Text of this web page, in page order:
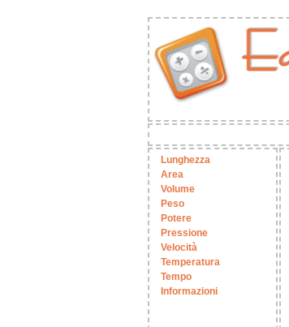
Lunghezza
Area
Volume
Peso
Potere
Pressione
Velocità
Temperatura
Tempo
Informazioni